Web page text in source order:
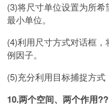
(3)将尺寸单位设置为所
最小单位。
(4)利用尺寸方式对话框
例因子。
(5)充分利用目标捕捉方式
10.两个空间、两个作用